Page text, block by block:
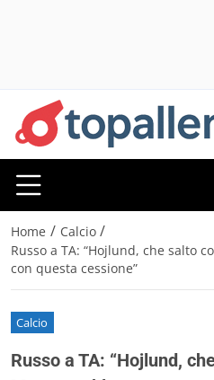
Home / Calcio /
Russo a TA: “Hojlund, che salto
con questa cessione”
Calcio
Russo a TA: “Hojlund,